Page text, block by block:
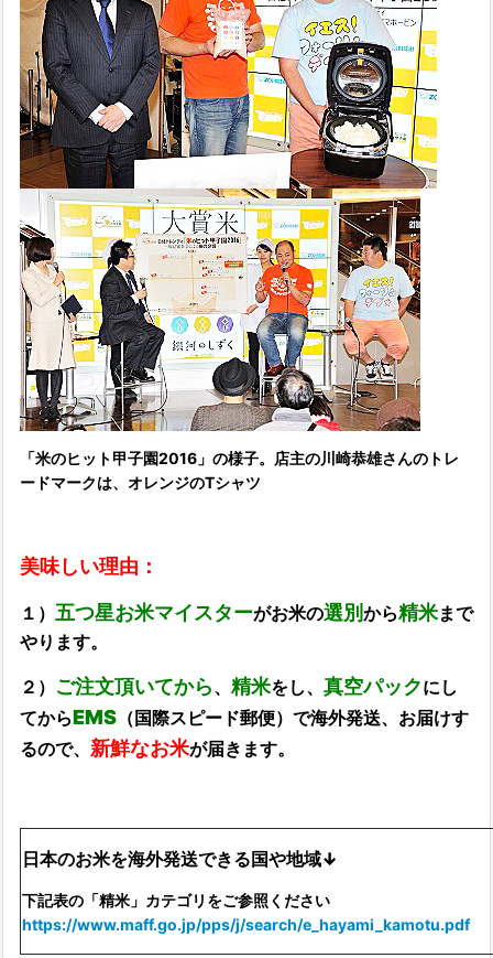
「米のヒット甲子園2016」の様子。 店主の川崎恭雄さんの トレ
ードマークは、オレンジのTシャツ
美味しい理由：
１） 五つ星お米マイスターがお米の選別 から精米まで
やります。
２） ご注文頂いてから、 精米をし、 真空パックにし
てからEMS （国際スピード郵便）で海外発送、お届けす
るので、 新鮮なお米が届きます。
日本のお米を海外発送できる国や地域↓
下記表の「精米」カテゴリをご参照ください
https://www.maff.go.jp/pps/j/search/e_hayami_kamotu.pdf